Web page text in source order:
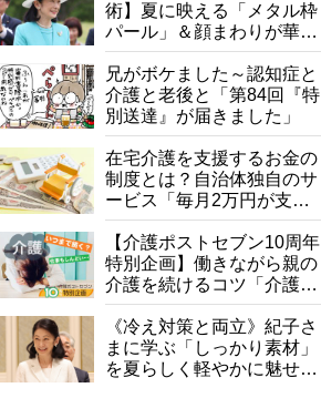
て現在は？
術】夏に映える「メタル枠
パール」＆顔まわりが華や
ぐ「揺れる一粒」の使い分
け方
兄がボケました～認知症と
介護と老後と「第84回『特
別送達』が届きました」
在宅介護を支援するお金の
制度とは？自治体独自のサ
ービス「毎月2万円が支給
される」ケースも【FP解
説】
【介護ポストセブン10周年
特別企画】働きながら親の
介護を続けるコツ「介護は
10年以上続くことも…3つ
のフェーズに分けて考えて
みよう」【社会福祉士解
説】
《冷え対策と両立》紀子さ
まに学ぶ「しっかり素材」
を夏らしく軽やかに魅せる